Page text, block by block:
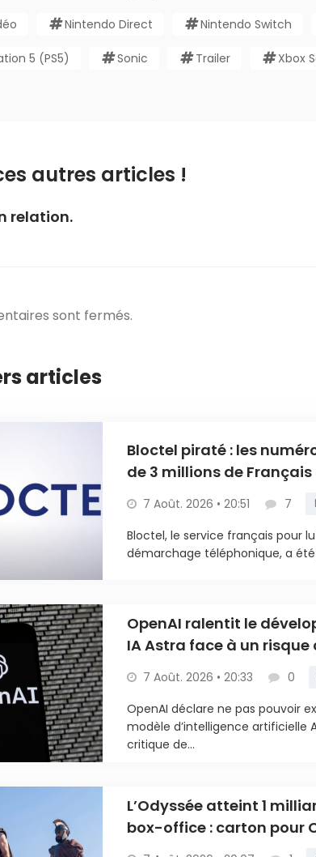
Nintendo Direct Nintendo Switch
5 (PS5) Sonic Trailer Xbox
autres articles !
relation.
sont fermés.
articles
Bloctel piraté : les
de 3 millions de
7 Août. 2026 • 20:51 7
Bloctel, le service français pour
démarchage téléphonique, a été
OpenAI ralentit le
IA Astra face à un risque
7 Août. 2026 • 20:33 0
OpenAI déclare ne pas pouvoir
modèle d’intelligence artificielle
critique de...
L’Odyssée atteint 1
box-office : carton pour